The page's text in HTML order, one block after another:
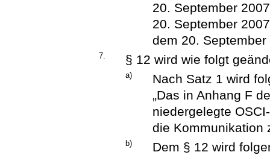
20. September
20. September
dem 20.
7. § 12 wird wie folgt
a)
Nach Satz 1 wird
„Das in Anhang F
niedergelegte
die Kommunikation
b)
Dem § 12 wird